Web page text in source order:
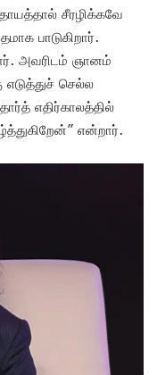
சீரழிக்கவே
பாடுகிறார்.
அவரிடம் ஞானம்
செல்ல
எதிர்காலத்தில்
என்றார்.